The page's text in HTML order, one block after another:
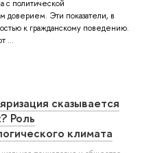
с политической
доверием. Эти показатели, в
к гражданскому поведению.
...
сказывается
Роль
климата